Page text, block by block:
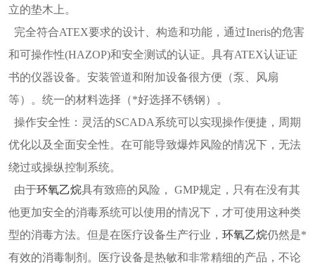
立的垫木上。
完全符合ATEX要求的设计、构造和功能，通过Ineris的危害
和可操作性(HAZOP)和安全测试的认证。具有ATEX认证证
书的仪器设备。安装管道和附加设备很方便（泵、风扇
等）。统一的材料选择（*好选择不锈钢）。
操作安全性：灵活的SCADA系统可以实现操作便捷，周期
优化以及全面安全性。在可能导致爆炸风险的情况下，无法
绕过或操纵控制系统。
由于环氧乙烷具有致癌的风险， GMP规定，只有在没有其
他更加安全的消毒系统可以使用的情况下，才可使用这种类
型的消毒方法。但是在医疗设备生产行业， 环氧乙烷仍然是*
有效的消毒制剂。医疗设备是热敏和非常精细的产品，不论